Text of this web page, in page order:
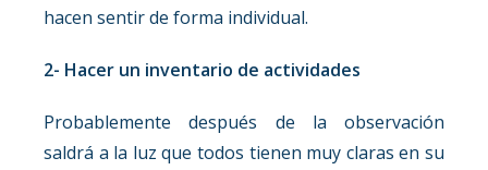
hacen sentir de forma individual.
2- Hacer un inventario de actividades
Probablemente después de la observación
saldrá a la luz que todos tienen muy claras en su